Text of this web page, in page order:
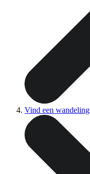
Vind een wandeling